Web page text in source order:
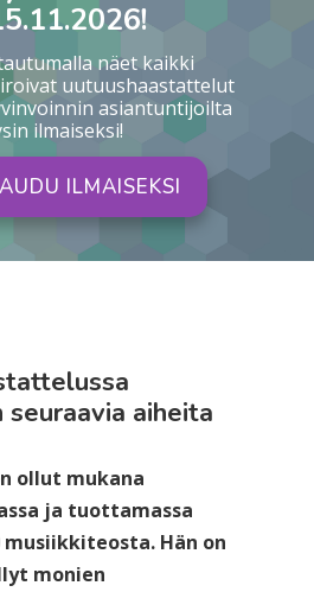
näet kaikki
uutuushaastattelut
asiantuntijoilta
ilmaiseksi!
ILMAISEKSI
aiheita
ollut mukana
ja tuottamassa
musiikkiteosta. Hän on
monien